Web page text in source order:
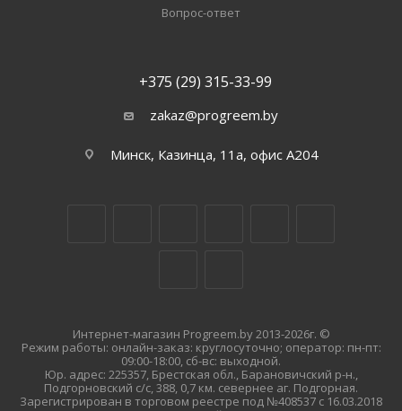
Вопрос-ответ
+375 (29) 315-33-99
zakaz@progreem.by
Минск, Казинца, 11а, офис А204
Интернет-магазин Progreem.by 2013-2026г. ©
Режим работы: онлайн-заказ: круглосуточно; оператор: пн-пт:
09:00-18:00, сб-вс: выходной.
Юр. адрес: 225357, Брестская обл., Барановичский р-н.,
Подгорновский с/с, 388, 0,7 км. севернее аг. Подгорная.
Зарегистрирован в торговом реестре под №408537 с 16.03.2018